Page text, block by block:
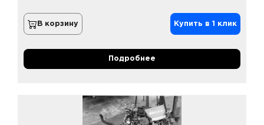
В корзину Купить в 1 клик
Подробнее